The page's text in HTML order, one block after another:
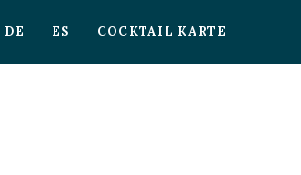
DE ES COCKTAIL KARTE